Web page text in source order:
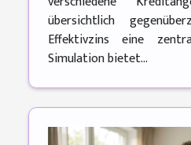
übersichtlich
Effektivzins eine
Simulation bietet...